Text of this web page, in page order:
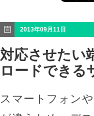
2013年09月11日
対応させたい
ロードでき
スマートフォン